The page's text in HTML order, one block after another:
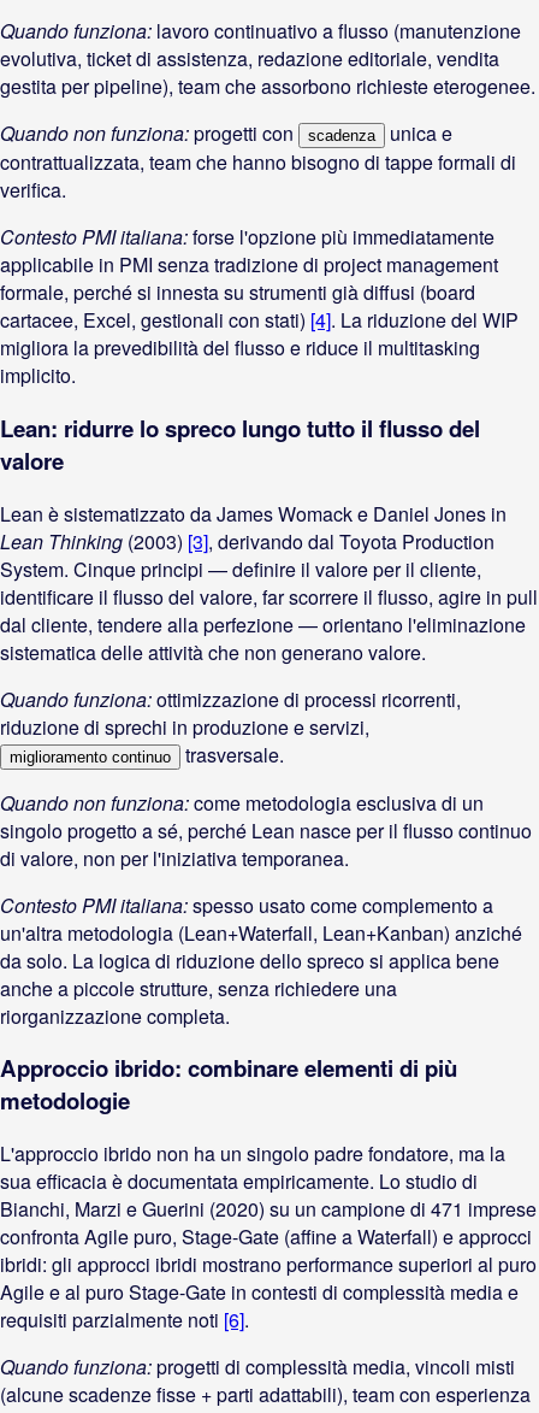
Quando funziona: lavoro continuativo a flusso (manutenzione
evolutiva, ticket di assistenza, redazione editoriale, vendita
gestita per pipeline), team che assorbono richieste eterogenee.
Quando non funziona:progetti con scadenza
unica e
contrattualizzata, team che hanno bisogno di tappe formali di
verifica.
Contesto PMI italiana:forse l'opzione più immediatamente
applicabile in PMI senza tradizione di project management
formale, perché si innesta su strumenti già diffusi (board
cartacee, Excel, gestionali con stati) [4]. La riduzione del WIP
migliora la prevedibilità del flusso e riduce il multitasking
implicito.
Lean: ridurre lo spreco lungo tutto il flusso del
valore
Lean è sistematizzato da James Womack e Daniel Jones in
Lean Thinking (2003) [3], derivando dal Toyota Production
System. Cinque principi — definire il valore per il cliente,
identificare il flusso del valore, far scorrere il flusso, agire in pull
dal cliente, tendere alla perfezione — orientano l'eliminazione
sistematica delle attività che non generano valore.
Quando funziona:ottimizzazione di processi ricorrenti,
riduzione di sprechi in produzione e servizi,
miglioramento continuo
trasversale.
Quando non funziona:come metodologia esclusiva di un
singolo progetto a sé, perché Lean nasce per il flusso continuo
di valore, non per l'iniziativa temporanea.
Contesto PMI italiana:spesso usato come complemento a
un'altra metodologia (Lean+Waterfall, Lean+Kanban) anziché
da solo. La logica di riduzione dello spreco si applica bene
anche a piccole strutture, senza richiedere una
riorganizzazione completa.
Approccio ibrido: combinare elementi di più
metodologie
L'approccio ibrido non ha un singolo padre fondatore, ma la
sua efficacia è documentata empiricamente. Lo studio di
Bianchi, Marzi e Guerini (2020) su un campione di 471 imprese
confronta Agile puro, Stage-Gate (affine a Waterfall) e approcci
ibridi: gli approcci ibridi mostrano performance superiori al puro
Agile e al puro Stage-Gate in contesti di complessità media e
requisiti parzialmente noti [6].
Quando funziona:progetti di complessità media, vincoli misti
(alcune scadenze fisse + parti adattabili), team con esperienza